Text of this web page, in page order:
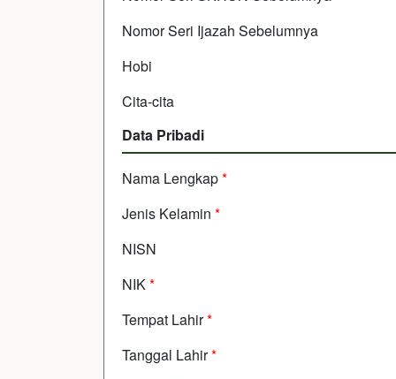
Nomor Seri Ijazah Sebelumnya
Hobi
Cita-cita
Data Pribadi
Nama Lengkap*
Jenis Kelamin *
NISN
NIK*
Tempat Lahir*
Tanggal Lahir*